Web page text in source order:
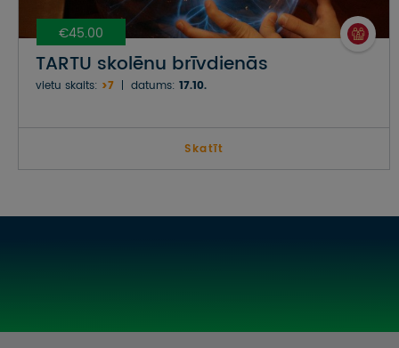
€45.00
TARTU skolēnu brīvdienās
vietu skaits: >7 datums: 17.10.
Skatīt